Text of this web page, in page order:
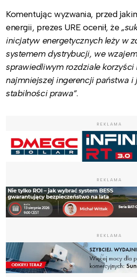
Komentując wyzwania, przed
energii, prezes URE ocenił, że
inicjatyw energetycznych leży w
systemem dystrybucji, we
sprawiedliwym rozdziale korzyści
najmniejszej ingerencji państwa i
stabilności prawa”.
REKLAMA
REKLAMA
REKLAMA